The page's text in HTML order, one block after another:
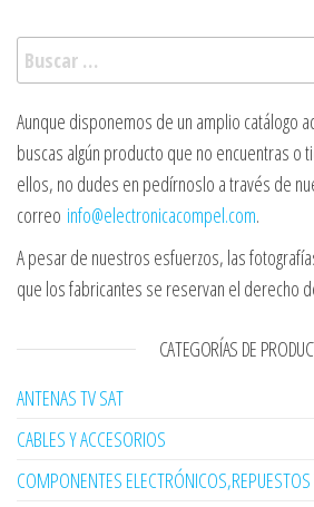
Buscar:
Aunque disponemos de un amplio catálogo
buscas algún producto que no encuentras o
ellos, no dudes en pedírnoslo a través de
correo info@electronicacompel.com.
A pesar de nuestros esfuerzos, las
que los fabricantes se reservan el derecho
CATEGORÍAS DE
ANTENAS TV SAT
CABLES Y ACCESORIOS
COMPONENTES